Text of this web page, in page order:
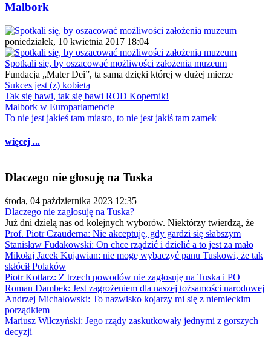
Malbork
poniedziałek, 10 kwietnia 2017 18:04
Spotkali się, by oszacować możliwości założenia muzeum
Fundacja „Mater Dei”, ta sama dzięki której w dużej mierze
Sukces jest (z) kobietą
Tak się bawi, tak się bawi ROD Kopernik!
Malbork w Europarlamencie
To nie jest jakieś tam miasto, to nie jest jakiś tam zamek
więcej ...
Dlaczego nie głosuję na Tuska
środa, 04 października 2023 12:35
Dlaczego nie zagłosuję na Tuska?
Już dni dzielą nas od kolejnych wyborów. Niektórzy twierdzą, że
Prof. Piotr Czauderna: Nie akceptuję, gdy gardzi się słabszym
Stanisław Fudakowski: On chce rządzić i dzielić a to jest za mało
Mikołaj Jacek Kujawian: nie mogę wybaczyć panu Tuskowi, że tak
skłócił Polaków
Piotr Kotlarz: Z trzech powodów nie zagłosuję na Tuska i PO
Roman Dambek: Jest zagrożeniem dla naszej tożsamości narodowej
Andrzej Michałowski: To nazwisko kojarzy mi się z niemieckim
porządkiem
Mariusz Wilczyński: Jego rządy zaskutkowały jednymi z gorszych
decyzji